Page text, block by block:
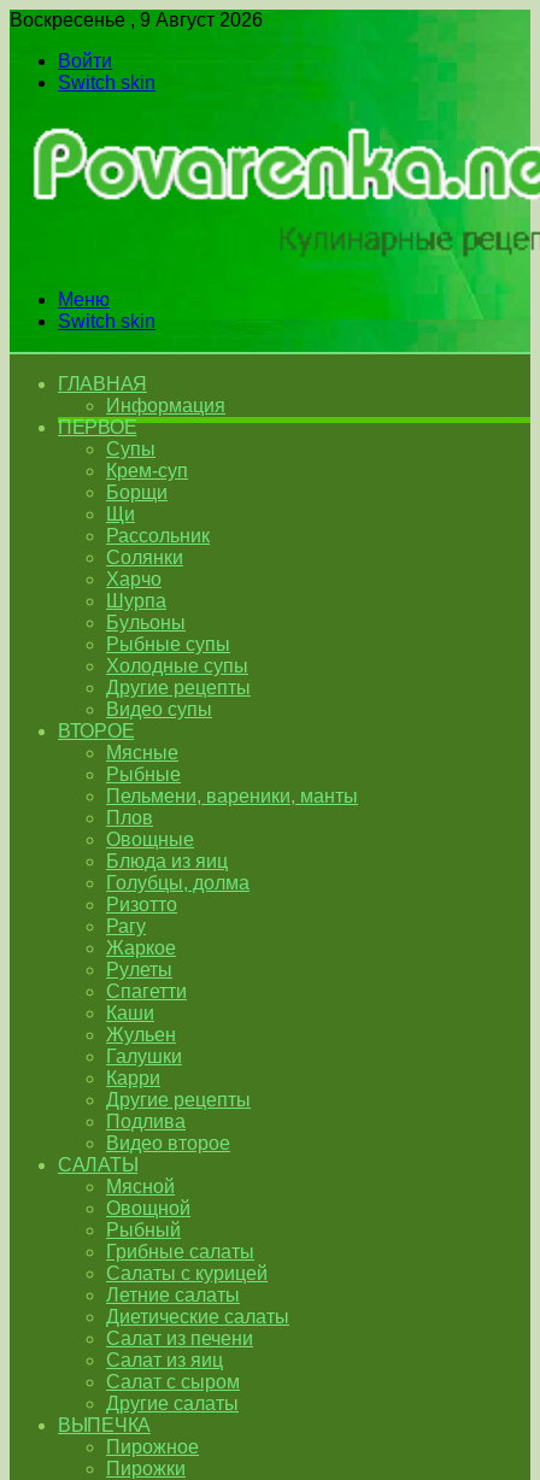
Воскресенье , 9 Август 2026
Войти
Switch skin
Меню
Switch skin
ГЛАВНАЯ
Информация
ПЕРВОЕ
Супы
Крем-суп
Борщи
Щи
Рассольник
Солянки
Харчо
Шурпа
Бульоны
Рыбные супы
Холодные супы
Другие рецепты
Видео супы
ВТОРОЕ
Мясные
Рыбные
Пельмени, вареники, манты
Плов
Овощные
Блюда из яиц
Голубцы, долма
Ризотто
Рагу
Жаркое
Рулеты
Спагетти
Каши
Жульен
Галушки
Карри
Другие рецепты
Подлива
Видео второе
САЛАТЫ
Мясной
Овощной
Рыбный
Грибные салаты
Салаты с курицей
Летние салаты
Диетические салаты
Салат из печени
Салат из яиц
Салат с сыром
Другие салаты
ВЫПЕЧКА
Пирожное
Пирожки